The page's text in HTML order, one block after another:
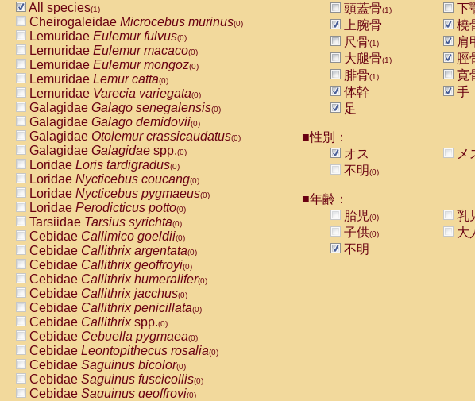
All species(1)
Cheirogaleidae Microcebus murinus(0)
Lemuridae Eulemur fulvus(0)
Lemuridae Eulemur macaco(0)
Lemuridae Eulemur mongoz(0)
Lemuridae Lemur catta(0)
Lemuridae Varecia variegata(0)
Galagidae Galago senegalensis(0)
Galagidae Galago demidovii(0)
Galagidae Otolemur crassicaudatus(0)
Galagidae Galagidae spp.(0)
Loridae Loris tardigradus(0)
Loridae Nycticebus coucang(0)
Loridae Nycticebus pygmaeus(0)
Loridae Perodicticus potto(0)
Tarsiidae Tarsius syrichta(0)
Cebidae Callimico goeldii(0)
Cebidae Callithrix argentata(0)
Cebidae Callithrix geoffroyi(0)
Cebidae Callithrix humeralifer(0)
Cebidae Callithrix jacchus(0)
Cebidae Callithrix penicillata(0)
Cebidae Callithrixspp.(0)
Cebidae Cebuella pygmaea(0)
Cebidae Leontopithecus rosalia(0)
Cebidae Saguinus bicolor(0)
Cebidae Saguinus fuscicollis(0)
Cebidae Saguinus geoffroyi(0)
頭蓋骨(1) 下
上腕骨
橈
尺骨(1)
肩
大腿骨(1)
脛
腓骨(1) 寛
体幹
手
足
■性別：
オス
メ
不明(0)
■年齢：
胎児(0) 乳
子供(0) 大
不明